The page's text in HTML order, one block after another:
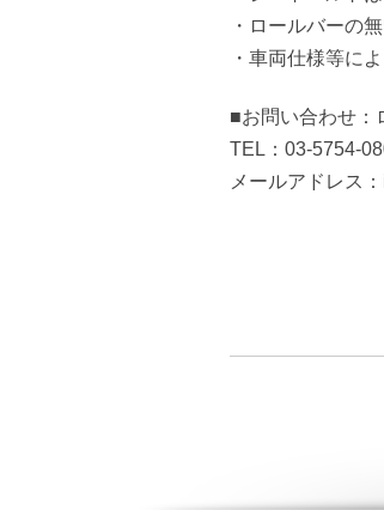
・ロールバーの
・車両仕様等に
■お問い合わせ：
TEL：03-5754-
メールアドレス